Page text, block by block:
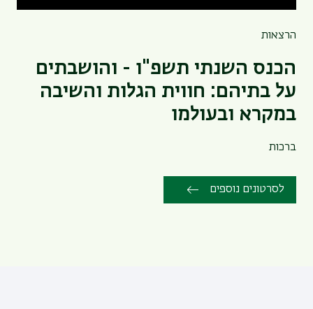
הרצאות
הכנס השנתי תשפ"ו - והושבתים
על בתיהם: חווית הגלות והשיבה
במקרא ובעולמו
ברכות
לסרטונים נוספים